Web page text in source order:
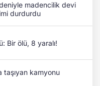
madencilik devi
durdurdu
Bir ölü, 8 yaralı!
taşıyan kamyonu